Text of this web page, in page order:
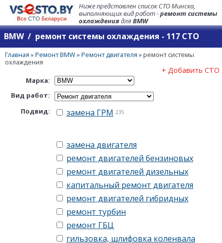
Ниже представлен список СТО Минска,
выполняющих вид работ -ремонт системы
охлаждениядляBMW
BMW / ремонт системы охлаждения - 117 СТО
Главная »Ремонт BMW»Ремонт двигателя »ремонт системы
охлаждения
+ Добавить СТО
Марка:
Вид работ:
Подвид:
замена ГРМ 235
замена двигателя
ремонт двигателей бензиновых
ремонт двигателей дизельных
капитальный ремонт двигателя
ремонт двигателей гибридных
ремонт турбин
ремонт ГБЦ
гильзовка, шлифовка коленвала